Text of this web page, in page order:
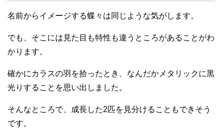
名前からイメージする蝶々は同じような気がします。
でも、そこには見た目も特性も違うところがあることがわ
かります。
確かにカラスの羽を拾ったとき、なんだかメタリックに黒
光りすることを思い出しました。
そんなところで、成長した2匹を見分けることもできそう
です。